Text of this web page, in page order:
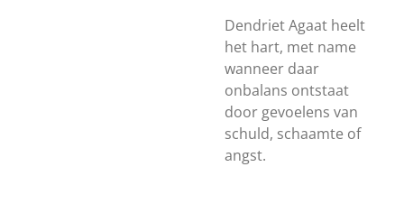
Dendriet Agaat heelt
het hart, met name
wanneer daar
onbalans ontstaat
door gevoelens van
schuld, schaamte of
angst.